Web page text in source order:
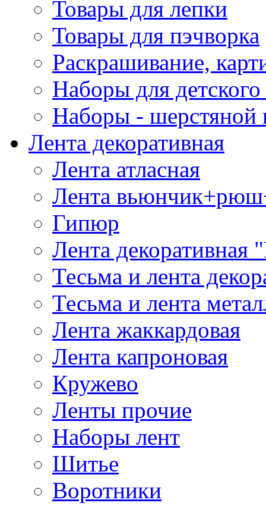
Товары для лепки
Товары для пэчворка
Раскрашивание,
Наборы для
Наборы - шерстяной
Лента декоративная
Лента атласная
Лента
Гипюр
Лента декоративная
Тесьма и лента
Тесьма и лента
Лента жаккардовая
Лента капроновая
Кружево
Ленты прочие
Наборы лент
Шитье
Воротники